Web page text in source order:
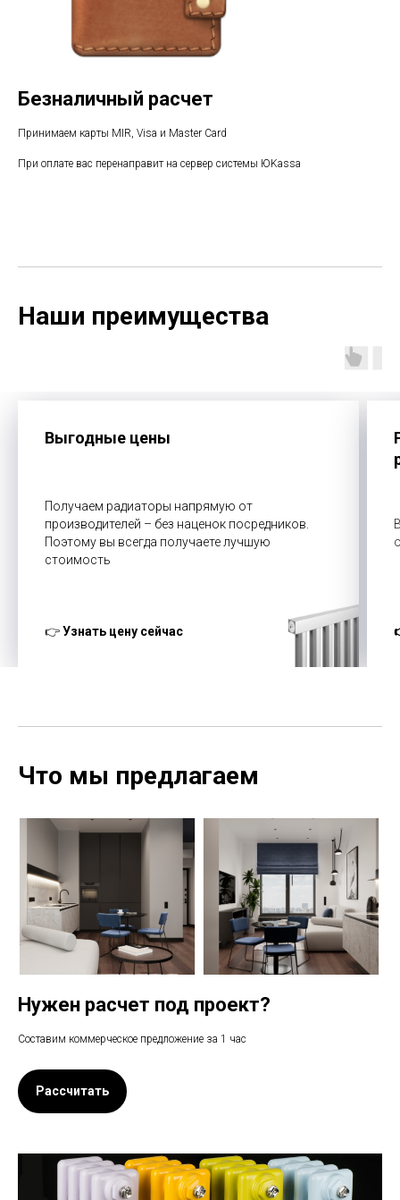
Безналичный расчет
Принимаем карты MIR, Visa и Master Card
При оплате вас перенаправит на сервер системы ЮKassa
Наши преимущества
Выгодные цены
Получаем радиаторы напрямую от
производителей – без наценок посредников.
Поэтому вы всегда получаете лучшую
стоимость
👉Узнать цену сейчас
Что мы предлагаем
Нужен расчет под проект?
Составим коммерческое предложение за 1 час
Рассчитать